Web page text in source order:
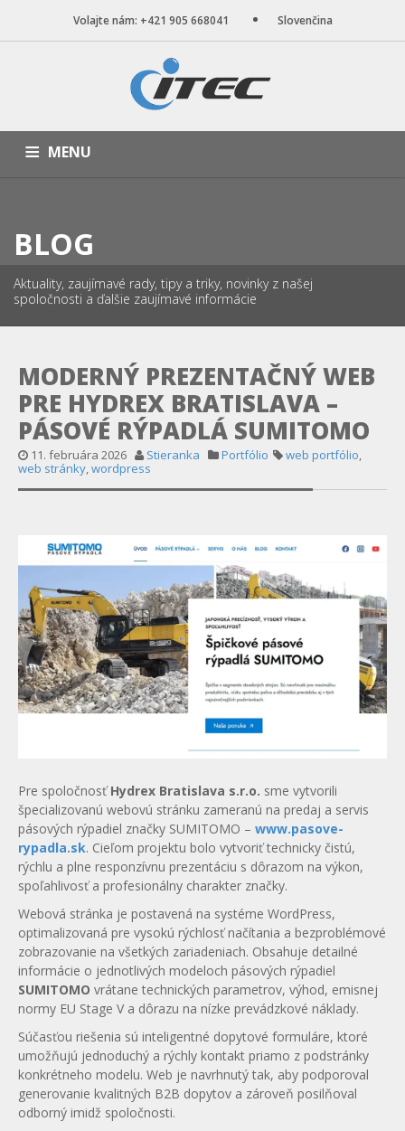
Volajte nám: +421 905 668041 Slovenčina
MENU
BLOG O NÁS
BLOG
Aktuality, zaujímavé rady, tipy a triky, novinky z našej
spoločnosti a ďalšie zaujímavé informácie
MODERNÝ PREZENTAČNÝ WEB
PRE HYDREX BRATISLAVA –
PÁSOVÉ RÝPADLÁ SUMITOMO
11. februára 2026 Stieranka Portfólio web portfólio,
web stránky,wordpress
Pre spoločnosťHydrex Bratislava s.r.o. sme vytvorili
špecializovanú webovú stránku zameranú na predaj a servis
pásových rýpadiel značky SUMITOMO – www.pasove-
rypadla.sk. Cieľom projektu bolo vytvoriť technicky čistú,
rýchlu a plne responzívnu prezentáciu s dôrazom na výkon,
spoľahlivosť a profesionálny charakter značky.
Webová stránka je postavená na systéme WordPress,
optimalizovaná pre vysokú rýchlosť načítania a bezproblémové
zobrazovanie na všetkých zariadeniach. Obsahuje detailné
informácie o jednotlivých modeloch pásových rýpadiel
SUMITOMO vrátane technických parametrov, výhod, emisnej
normy EU Stage V a dôrazu na nízke prevádzkové náklady.
Súčasťou riešenia sú inteligentné dopytové formuláre, ktoré
umožňujú jednoduchý a rýchly kontakt priamo z podstránky
konkrétneho modelu. Web je navrhnutý tak, aby podporoval
generovanie kvalitných B2B dopytov a zároveň posilňoval
odborný imidž spoločnosti.